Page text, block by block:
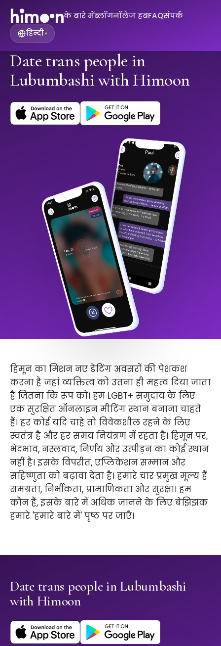
के बारे मेंब्लॉगनॉलेज हबFAQसंपर्क
हिन्दी▾
Date trans people in
Lubumbashi with Himoon
हिमून का मिशन नए डेटिंग अवसरों की पेशकश
करना है जहां व्यक्तित्व को उतना ही महत्व दिया जाता
है जितना कि रूप को। हम LGBT+ समुदाय के लिए
एक सुरक्षित ऑनलाइन मीटिंग स्थान बनाना चाहते
हैं। हर कोई यदि चाहे तो विवेकशील रहने के लिए
स्वतंत्र है और हर समय नियंत्रण में रहता है। हिमून पर,
भेदभाव, नस्लवाद, निर्णय और उत्पीड़न का कोई स्थान
नहीं है। इसके विपरीत, एप्लिकेशन सम्मान और
सहिष्णुता को बढ़ावा देता है। हमारे चार प्रमुख मूल्य हैं
समग्रता, निर्भीकता, प्रामाणिकता और सुरक्षा। हम
कौन हैं, इसके बारे में अधिक जानने के लिए बेझिझक
हमारे 'हमारे बारे में' पृष्ठ पर जाएँ।
Date trans people in Lubumbashi
with Himoon